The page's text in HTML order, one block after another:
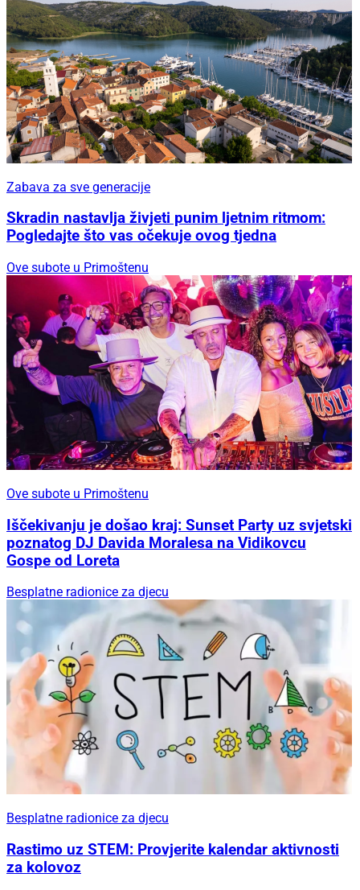
Zabava za sve generacije
Skradin nastavlja živjeti punim ljetnim ritmom:
Pogledajte što vas očekuje ovog tjedna
Ove subote u Primoštenu
Ove subote u Primoštenu
Iščekivanju je došao kraj: Sunset Party uz svjetski
poznatog DJ Davida Moralesa na Vidikovcu
Gospe od Loreta
Besplatne radionice za djecu
Besplatne radionice za djecu
Rastimo uz STEM: Provjerite kalendar aktivnosti
za kolovoz